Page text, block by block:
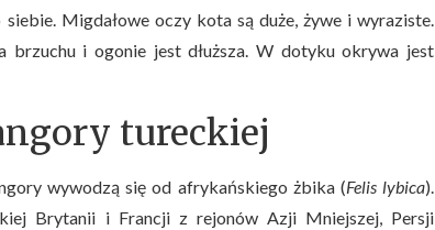
Migdałowe oczy kota są duże, żywe i wyraziste.
brzuchu i ogonie jest dłuższa. W dotyku okrywa jest
tureckiej
wywodzą się od afrykańskiego żbika (Felis lybica).
Brytanii i Francji z rejonów Azji Mniejszej, Persji